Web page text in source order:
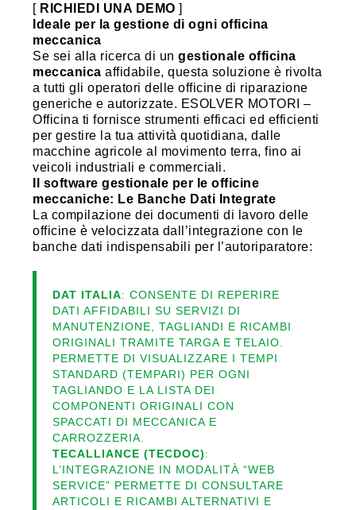
[ RICHIEDI UNA DEMO ]
Ideale per la gestione di ogni officina
meccanica
Se sei alla ricerca di un gestionale officina
meccanica affidabile, questa soluzione è rivolta
a tutti gli operatori delle officine di riparazione
generiche e autorizzate. ESOLVER MOTORI –
Officina ti fornisce strumenti efficaci ed efficienti
per gestire la tua attività quotidiana, dalle
macchine agricole al movimento terra, fino ai
veicoli industriali e commerciali.
Il software gestionale per le officine
meccaniche: Le Banche Dati Integrate
La compilazione dei documenti di lavoro delle
officine è velocizzata dall’integrazione con le
banche dati indispensabili per l’autoriparatore:
DAT ITALIA: CONSENTE DI REPERIRE
DATI AFFIDABILI SU SERVIZI DI
MANUTENZIONE, TAGLIANDI E RICAMBI
ORIGINALI TRAMITE TARGA E TELAIO.
PERMETTE DI VISUALIZZARE I TEMPI
STANDARD (TEMPARI) PER OGNI
TAGLIANDO E LA LISTA DEI
COMPONENTI ORIGINALI CON
SPACCATI DI MECCANICA E
CARROZZERIA.
TECALLIANCE (TECDOC):
L’INTEGRAZIONE IN MODALITÀ “WEB
SERVICE” PERMETTE DI CONSULTARE
ARTICOLI E RICAMBI ALTERNATIVI E